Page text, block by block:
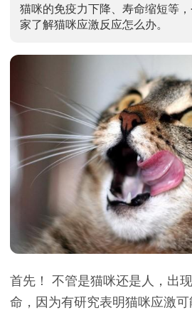
猫咪的免疫力下降、寿命缩短等
家了解猫咪应激反应怎么办。
首先！ 不管是猫咪还是人，出
命，因为有研究表明猫咪应激